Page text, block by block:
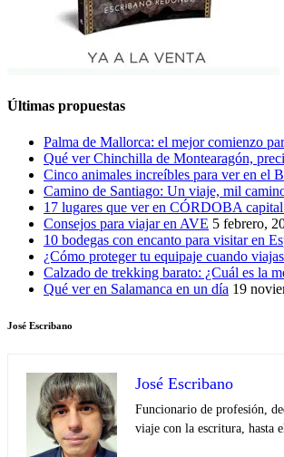
Últimas propuestas
Palma de Mallorca: el mejor comienzo
Qué ver Chinchilla de Montearagón,
Cinco animales increíbles para ver en el
Camino de Santiago: Un viaje, mil
17 lugares que ver en CÓRDOBA
Consejos para viajar en AVE 5 febrero,
10 bodegas con encanto para visitar en
¿Cómo proteger tu equipaje cuando
Calzado de trekking barato: ¿Cuál es la
Qué ver en Salamanca en un día 19
José Escribano
José Escribano
Funcionario de profesión,
viaje con la escritura, hasta